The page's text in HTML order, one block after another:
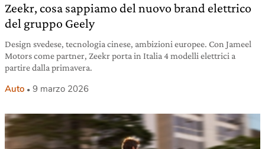
Zeekr, cosa sappiamo del nuovo brand elettrico
del gruppo Geely
Design svedese, tecnologia cinese, ambizioni europee. Con Jameel
Motors come partner, Zeekr porta in Italia 4 modelli elettrici a
partire dalla primavera.
Auto 9 marzo 2026